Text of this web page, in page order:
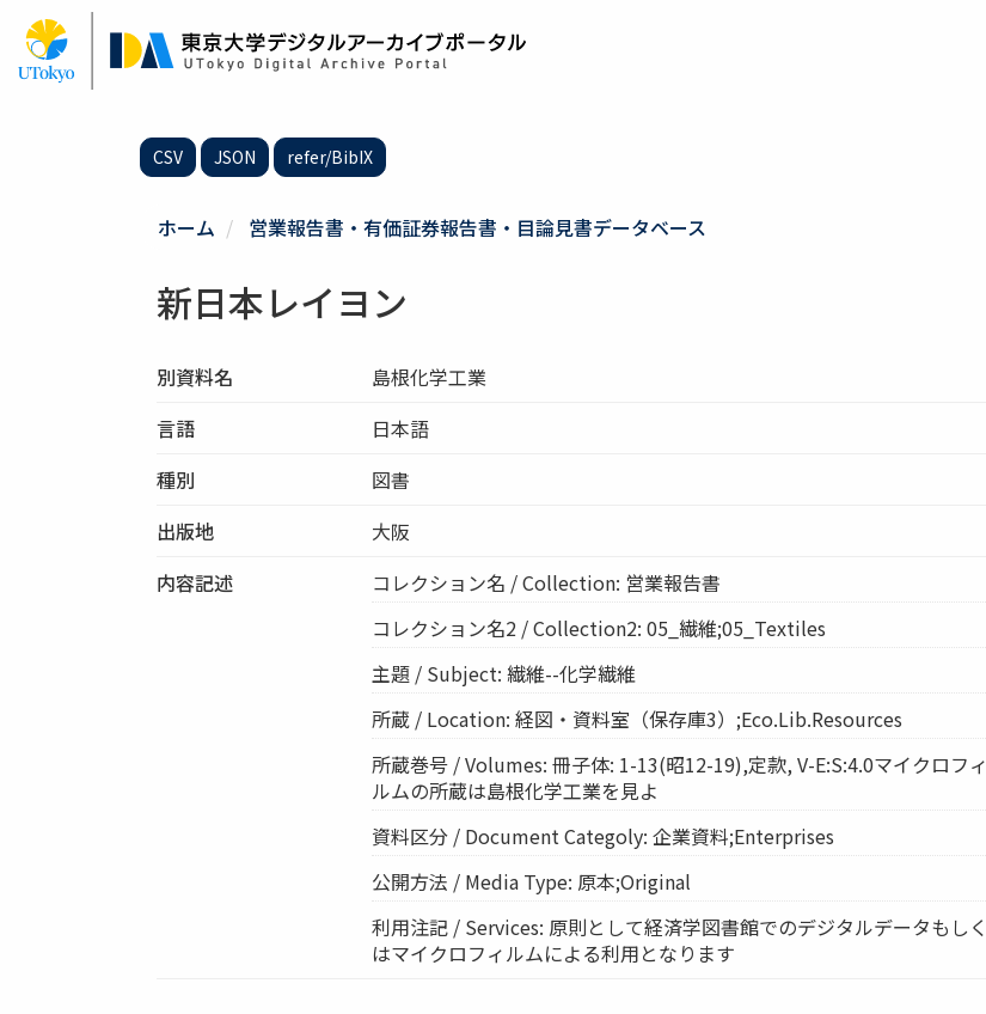
ン
CSV JSON refer/BibIX
ホーム 営業報告書・有価証券報告書・目論見書データベース
新日本レイヨン
別資料名
島根化学工業
言語
日本語
種別
図書
出版地
大阪
内容記述
コレクション名 / Collection: 営業報告書
コレクション名2 / Collection2: 05_繊維;05_Textiles
主題 / Subject: 繊維--化学繊維
所蔵 / Location: 経図・資料室（保存庫3）;Eco.Lib.Resources
所蔵巻号 / Volumes: 冊子体: 1-13(昭12-19),定款, V-E:S:4.0マイクロフィ
ルムの所蔵は島根化学工業を見よ
資料区分 / Document Categoly: 企業資料;Enterprises
公開方法 / Media Type: 原本;Original
利用注記 / Services: 原則として経済学図書館でのデジタルデータもしく
はマイクロフィルムによる利用となります